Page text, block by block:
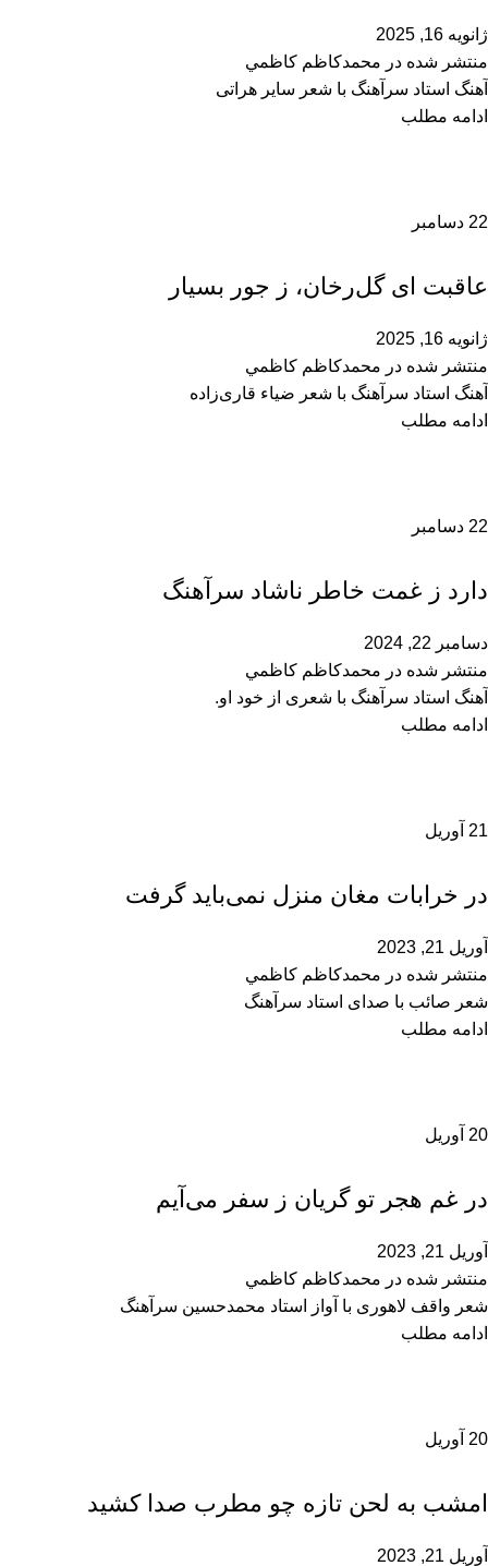
ژانویه 16, 2025
منتشر شده در محمدكاظم كاظمي
آهنگ استاد سرآهنگ با شعر سایر هراتی
ادامه مطلب
22 دسامبر
عاقبت ای گل‌رخان، ز جور بسیار
ژانویه 16, 2025
منتشر شده در محمدكاظم كاظمي
آهنگ استاد سرآهنگ با شعر ضیاء قاری‌زاده
ادامه مطلب
22 دسامبر
دارد ز غمت خاطر ناشاد سرآهنگ
دسامبر 22, 2024
منتشر شده در محمدكاظم كاظمي
آهنگ استاد سرآهنگ با شعری از خود او.
ادامه مطلب
21 آوریل
در خرابات مغان منزل نمی‌باید گرفت
آوریل 21, 2023
منتشر شده در محمدكاظم كاظمي
شعر صائب با صدای استاد سرآهنگ
ادامه مطلب
20 آوریل
در غم هجر تو گریان ز سفر می‌آیم
آوریل 21, 2023
منتشر شده در محمدكاظم كاظمي
شعر واقف لاهوری با آواز استاد محمدحسین سرآهنگ
ادامه مطلب
20 آوریل
امشب به لحن تازه چو مطرب صدا کشید
آوریل 21, 2023